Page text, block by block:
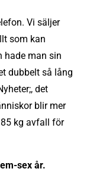
Vi säljer
som kan
hade man sin
dubbelt så lång
det
blir mer
kg avfall för
sex år.